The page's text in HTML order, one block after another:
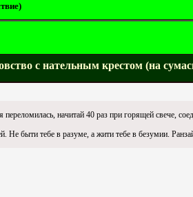
с нательным крестом (на
начитай 40 раз при горящей свече,
быти тебе в разуме, а жити тебе в безумии.